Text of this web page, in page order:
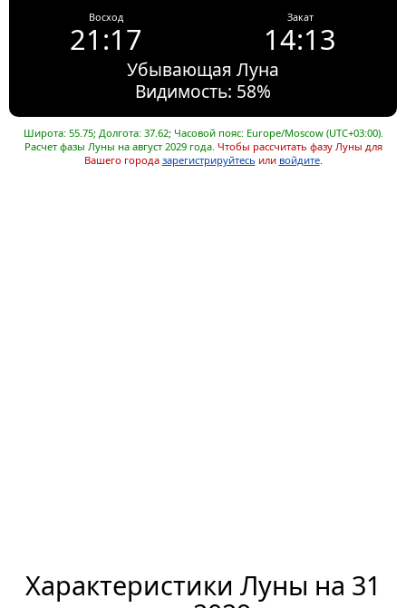
Восход
21:17
Закат
14:13
Убывающая Луна
Видимость: 58%
Широта: 55.75; Долгота: 37.62; Часовой пояс: Europe/Moscow (UTC+03:00).
Расчет фазы Луны на август 2029 года. Чтобы рассчитать фазу Луны для
Вашего города зарегистрируйтесь или войдите.
Характеристики Луны на 31